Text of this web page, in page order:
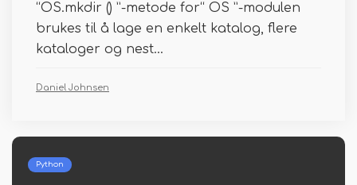
“OS.mkdir () ”-metode for“ OS ”-modulen
brukes til å lage en enkelt katalog, flere
kataloger og nest...
Daniel Johnsen
Python